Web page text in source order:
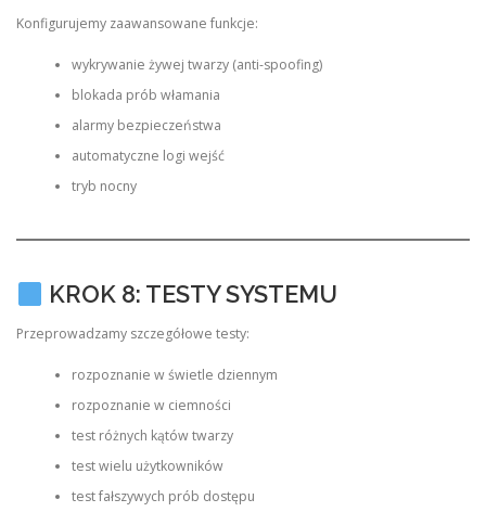
Konfigurujemy zaawansowane funkcje:
wykrywanie żywej twarzy (anti-spoofing)
blokada prób włamania
alarmy bezpieczeństwa
automatyczne logi wejść
tryb nocny
KROK 8: TESTY SYSTEMU
Przeprowadzamy szczegółowe testy:
rozpoznanie w świetle dziennym
rozpoznanie w ciemności
test różnych kątów twarzy
test wielu użytkowników
test fałszywych prób dostępu